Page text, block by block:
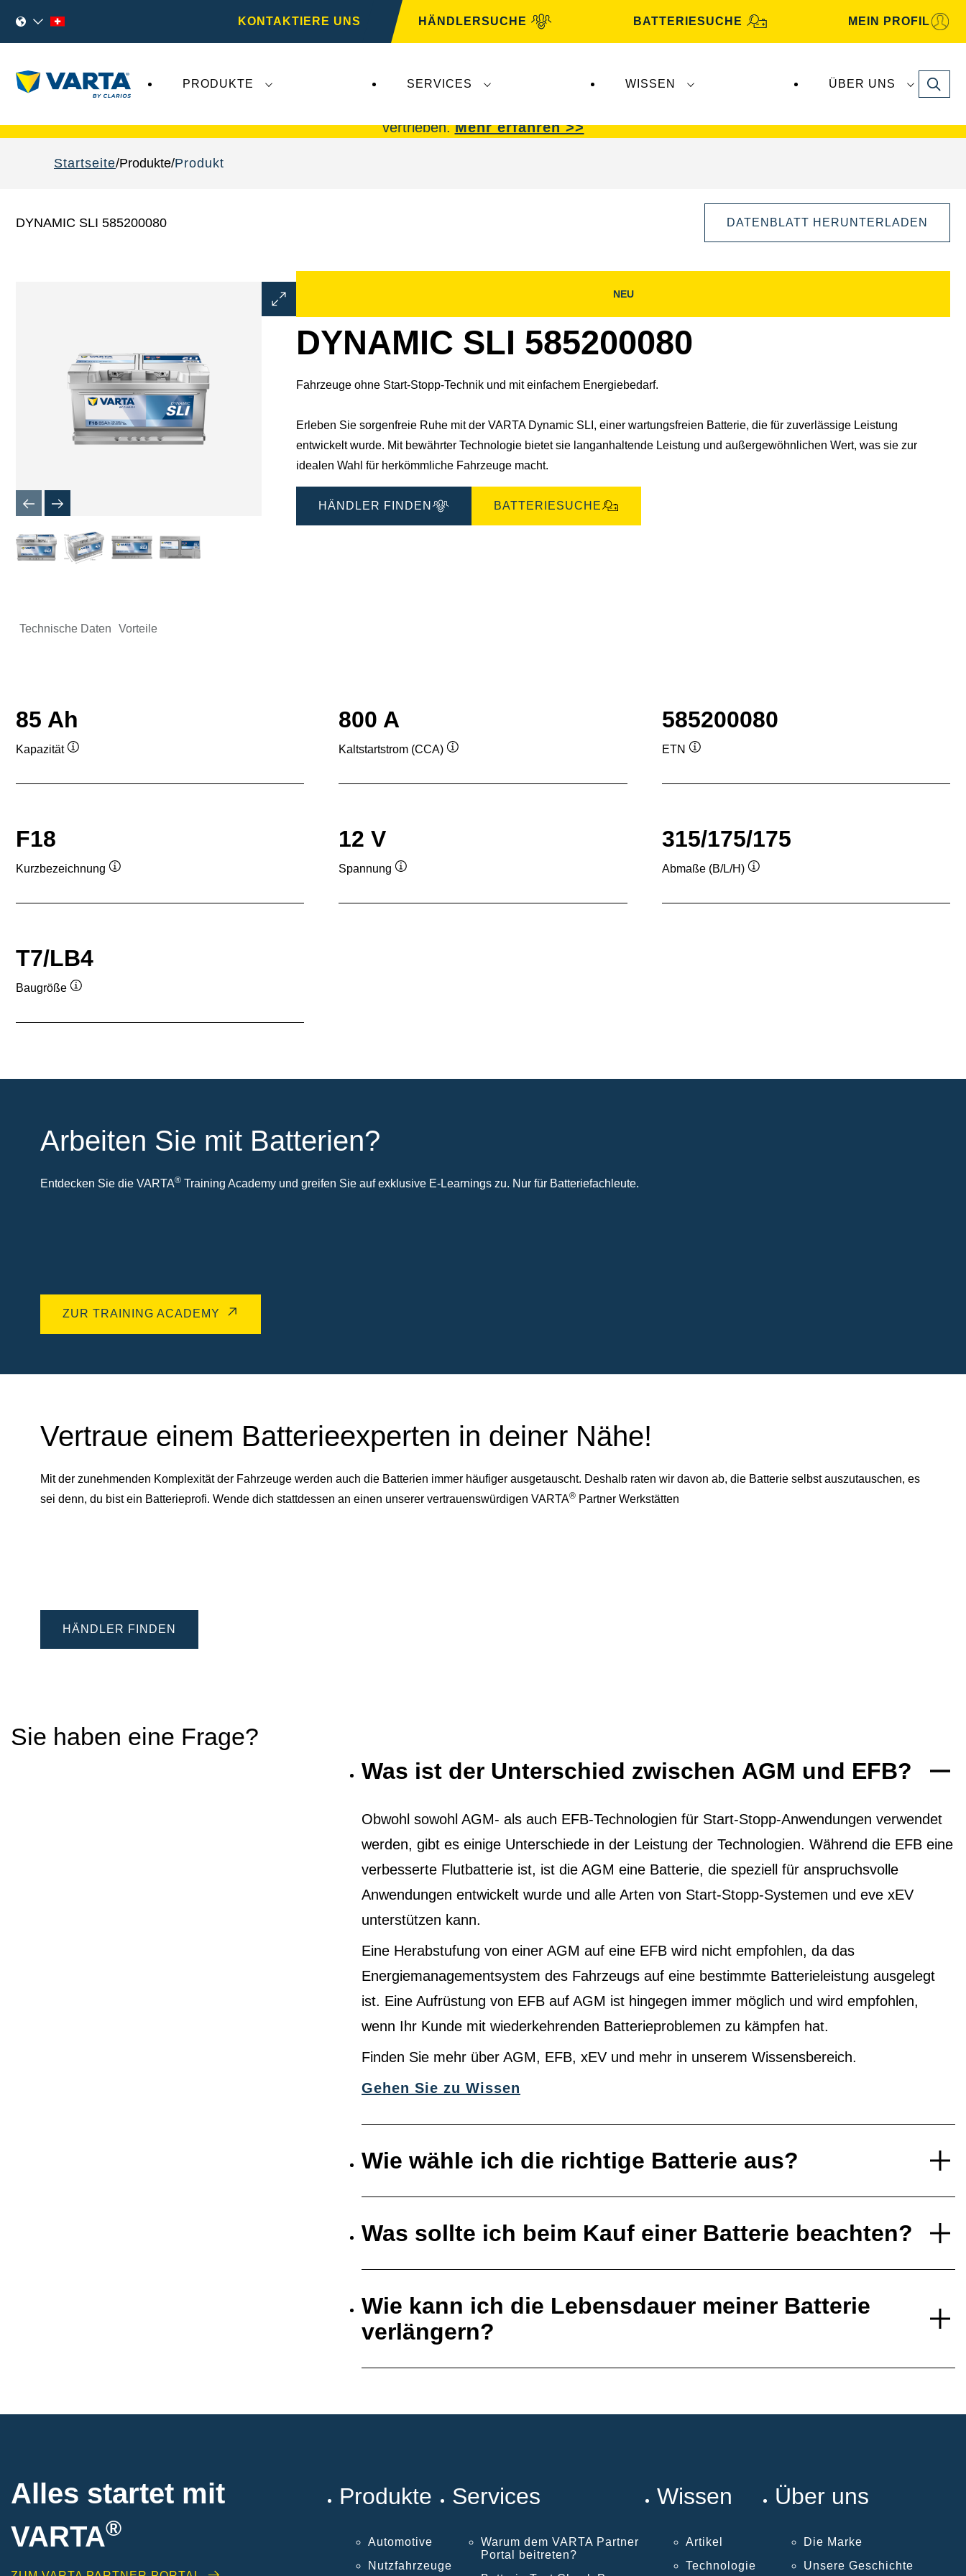
KONTAKTIERE UNS HÄNDLERSUCHE BATTERIESUCHE MEIN PROFIL
PRODUKTE SERVICES WISSEN ÜBER UNS Search
vertrieben.Mehr erfahren >>
Startseite Produkte Produkt
DYNAMIC SLI 585200080 DATENBLATT HERUNTERLADEN
Bilddialog
öffnen
NEU
DYNAMIC SLI 585200080
Fahrzeuge ohne Start-Stopp-Technik und mit einfachem Energiebedarf.
Erleben Sie sorgenfreie Ruhe mit der VARTA Dynamic SLI, einer wartungsfreien Batterie, die für zuverlässige Leistung
entwickelt wurde. Mit bewährter Technologie bietet sie langanhaltende Leistung und außergewöhnlichen Wert, was sie zur
idealen Wahl für herkömmliche Fahrzeuge macht.
HÄNDLER FINDEN BATTERIESUCHE
Technische Daten Vorteile
85 Ah
Kapazität
800 A
Kaltstartstrom (CCA)
585200080
ETN
F18
Kurzbezeichnung
12 V
Spannung
315/175/175
Abmaße (B/L/H)
T7/LB4
Baugröße
Arbeiten Sie mit Batterien?
Entdecken Sie die VARTA® Training Academy und greifen Sie auf exklusive E-Learnings zu. Nur für Batteriefachleute.
ZUR TRAINING ACADEMY
Vertraue einem Batterieexperten in deiner Nähe!
Mit der zunehmenden Komplexität der Fahrzeuge werden auch die Batterien immer häufiger ausgetauscht. Deshalb raten wir davon ab, die Batterie selbst auszutauschen, es
sei denn, du bist ein Batterieprofi. Wende dich stattdessen an einen unserer vertrauenswürdigen VARTA® Partner Werkstätten
HÄNDLER FINDEN
Sie haben eine Frage?
Was ist der Unterschied zwischen AGM und EFB?
Obwohl sowohl AGM- als auch EFB-Technologien für Start-Stopp-Anwendungen verwendet
werden, gibt es einige Unterschiede in der Leistung der Technologien. Während die EFB eine
verbesserte Flutbatterie ist, ist die AGM eine Batterie, die speziell für anspruchsvolle
Anwendungen entwickelt wurde und alle Arten von Start-Stopp-Systemen und eve xEV
unterstützen kann.
Eine Herabstufung von einer AGM auf eine EFB wird nicht empfohlen, da das
Energiemanagementsystem des Fahrzeugs auf eine bestimmte Batterieleistung ausgelegt
ist. Eine Aufrüstung von EFB auf AGM ist hingegen immer möglich und wird empfohlen,
wenn Ihr Kunde mit wiederkehrenden Batterieproblemen zu kämpfen hat.
Finden Sie mehr über AGM, EFB, xEV und mehr in unserem Wissensbereich.
Gehen Sie zu Wissen
Wie wähle ich die richtige Batterie aus?
Was sollte ich beim Kauf einer Batterie beachten?
Wie kann ich die Lebensdauer meiner Batterie
verlängern?
Alles startet mit
VARTA®
Produkte
Automotive
Nutzfahrzeuge
Services
Warum dem VARTA Partner
Portal beitreten?
Wissen
Artikel
Technologie
Über uns
Die Marke
Unsere Geschichte